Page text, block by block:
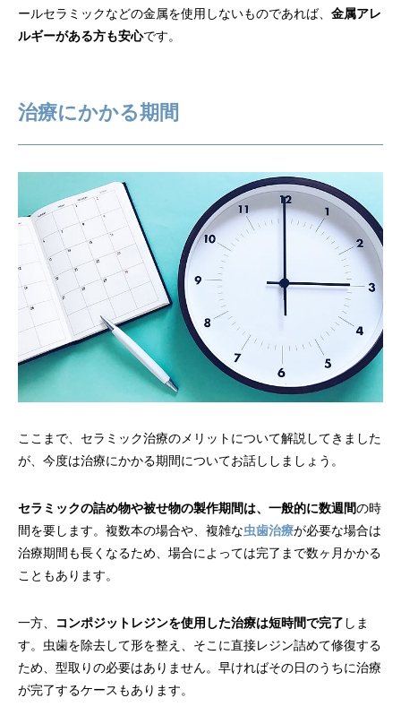
ールセラミックなどの金属を使用しないものであれば、 金属アレ
ルギーがある方も安心です。
治療にかかる期間
ここまで、セラミック治療のメリットについて解説してきました
が、今度は治療にかかる期間についてお話ししましょう。
セラミックの詰め物や被せ物の製作期間は、一般的に数週間の時
間を要します。複数本の場合や、複雑な虫歯治療が必要な場合は
治療期間も長くなるため、場合によっては完了まで数ヶ月かかる
こともあります。
一方、 コンポジットレジンを使用した治療は短時間で完了 しま
す。虫歯を除去して形を整え、そこに直接レジン詰めて修復する
ため、型取りの必要はありません。早ければその日のうちに治療
が完了するケースもあります。